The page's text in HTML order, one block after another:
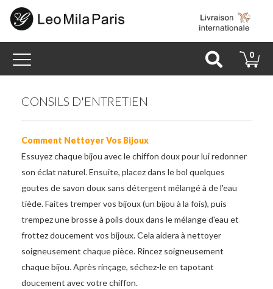
Toggle
navigation
0
CONSILS D'ENTRETIEN
Comment Nettoyer Vos Bijoux
Essuyez chaque bijou avec le chiffon doux pour lui redonner
son éclat naturel. Ensuite, placez dans le bol quelques
goutes de savon doux sans détergent mélangé à de l'eau
tiède. Faites tremper vos bijoux (un bijou à la fois), puis
trempez une brosse à poils doux dans le mélange d'eau et
frottez doucement vos bijoux. Cela aidera à nettoyer
soigneusement chaque pièce. Rincez soigneusement
chaque bijou. Après rinçage, séchez-le en tapotant
doucement avec votre chiffon.